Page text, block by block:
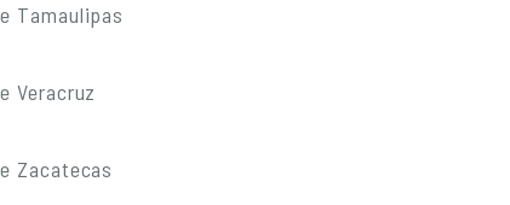
Tamaulipas
Veracruz
Zacatecas